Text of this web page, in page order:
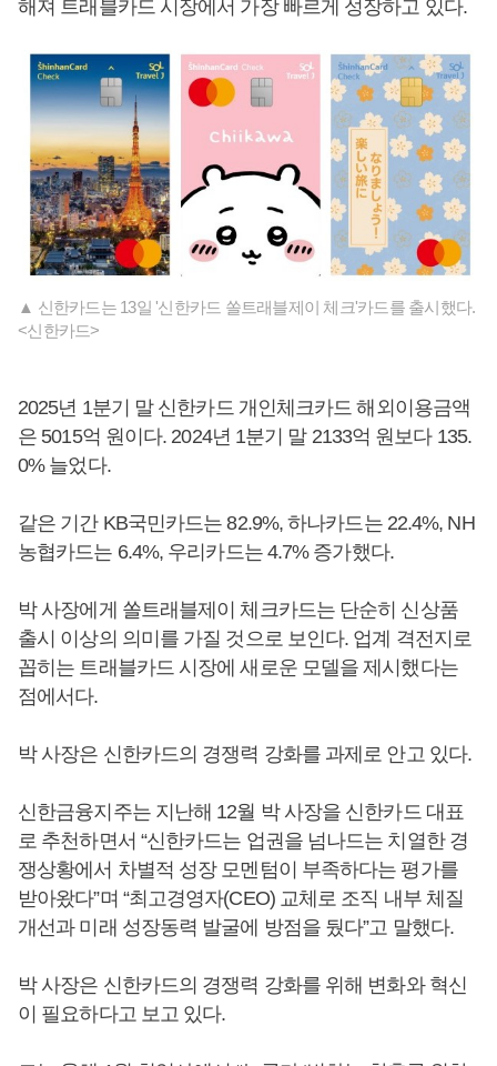
해져 트래블카드 시장에서 가장 빠르게 성장하고 있다.
▲ 신한카드는 13일 '신한카드 쏠트래블제이 체크'카드를 출시했다.
<신한카드>
2025년 1분기 말 신한카드 개인체크카드 해외이용금액
은 5015억 원이다. 2024년 1분기 말 2133억 원보다 135.
0% 늘었다.
같은 기간 KB국민카드는 82.9%, 하나카드는 22.4%, NH
농협카드는 6.4%, 우리카드는 4.7% 증가했다.
박 사장에게 쏠트래블제이 체크카드는 단순히 신상품
출시 이상의 의미를 가질 것으로 보인다. 업계 격전지로
꼽히는 트래블카드 시장에 새로운 모델을 제시했다는
점에서다.
박 사장은 신한카드의 경쟁력 강화를 과제로 안고 있다.
신한금융지주는 지난해 12월 박 사장을 신한카드 대표
로 추천하면서 “신한카드는 업권을 넘나드는 치열한 경
쟁상황에서 차별적 성장 모멘텀이 부족하다는 평가를
받아왔다”며 “최고경영자(CEO) 교체로 조직 내부 체질
개선과 미래 성장동력 발굴에 방점을 뒀다”고 말했다.
박 사장은 신한카드의 경쟁력 강화를 위해 변화와 혁신
이 필요하다고 보고 있다.